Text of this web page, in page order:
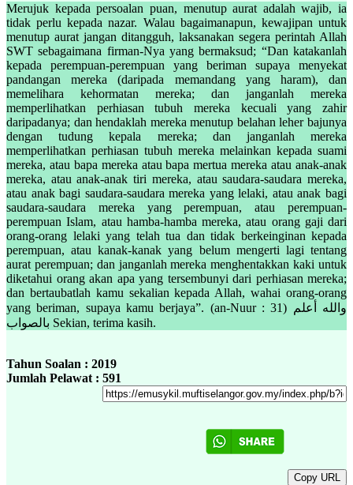
Merujuk kepada persoalan puan, menutup aurat adalah wajib, ia
tidak perlu kepada nazar. Walau bagaimanapun, kewajipan untuk
menutup aurat jangan ditangguh, laksanakan segera perintah Allah
SWT sebagaimana firman-Nya yang bermaksud; “Dan katakanlah
kepada perempuan-perempuan yang beriman supaya menyekat
pandangan mereka (daripada memandang yang haram), dan
memelihara kehormatan mereka; dan janganlah mereka
memperlihatkan perhiasan tubuh mereka kecuali yang zahir
daripadanya; dan hendaklah mereka menutup belahan leher bajunya
dengan tudung kepala mereka; dan janganlah mereka
memperlihatkan perhiasan tubuh mereka melainkan kepada suami
mereka, atau bapa mereka atau bapa mertua mereka atau anak-anak
mereka, atau anak-anak tiri mereka, atau saudara-saudara mereka,
atau anak bagi saudara-saudara mereka yang lelaki, atau anak bagi
saudara-saudara mereka yang perempuan, atau perempuan-
perempuan Islam, atau hamba-hamba mereka, atau orang gaji dari
orang-orang lelaki yang telah tua dan tidak berkeinginan kepada
perempuan, atau kanak-kanak yang belum mengerti lagi tentang
aurat perempuan; dan janganlah mereka menghentakkan kaki untuk
diketahui orang akan apa yang tersembunyi dari perhiasan mereka;
dan bertaubatlah kamu sekalian kepada Allah, wahai orang-orang
yang beriman, supaya kamu berjaya”. (an-Nuur : 31) والله أعلم
بالصواب Sekian, terima kasih.
Tahun Soalan : 2019
Jumlah Pelawat : 591
Copy URL